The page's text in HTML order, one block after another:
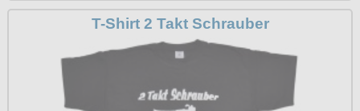
T-Shirt 2 Takt Schrauber